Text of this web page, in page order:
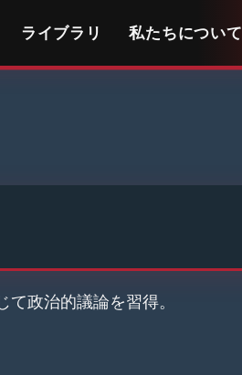
ライブラリ 私たちについて
政治的議論を習得。